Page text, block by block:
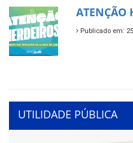
ATENÇÃO
Publicado em:
UTILIDADE PÚBLICA